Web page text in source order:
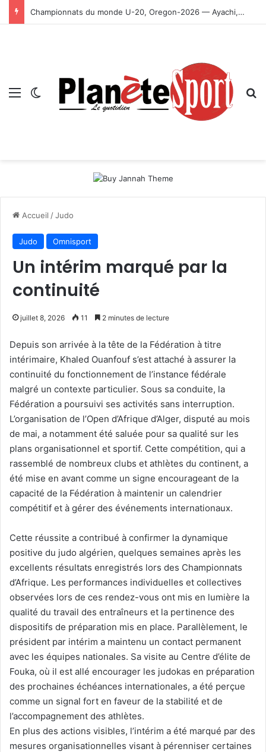
Championnats du monde U-20, Oregon-2026 — Ayachi, Dissa, Touahria et Ghezali en finale
Menu Switch skin
Accueil /Judo
Judo Omnisport
Un intérim marqué par la
continuité
juillet 8, 2026 11 2 minutes de lecture
Depuis son arrivée à la tête de la Fédération à titre
intérimaire, Khaled Ouanfouf s’est attaché à assurer la
continuité du fonctionnement de l’instance fédérale
malgré un contexte particulier. Sous sa conduite, la
Fédération a poursuivi ses activités sans interruption.
L’organisation de l’Open d’Afrique d’Alger, disputé au mois
de mai, a notamment été saluée pour sa qualité sur les
plans organisationnel et sportif. Cette compétition, qui a
rassemblé de nombreux clubs et athlètes du continent, a
été mise en avant comme un signe encourageant de la
capacité de la Fédération à maintenir un calendrier
compétitif et à gérer des événements internationaux.
Cette réussite a contribué à confirmer la dynamique
positive du judo algérien, quelques semaines après les
excellents résultats enregistrés lors des Championnats
d’Afrique. Les performances individuelles et collectives
observées lors de ces rendez-vous ont mis en lumière la
qualité du travail des entraîneurs et la pertinence des
dispositifs de préparation mis en place. Parallèlement, le
président par intérim a maintenu un contact permanent
avec les équipes nationales. Sa visite au Centre d’élite de
Fouka, où il est allé encourager les judokas en préparation
des prochaines échéances internationales, a été perçue
comme un signal fort en faveur de la stabilité et de
l’accompagnement des athlètes.
En plus des actions visibles, l’intérim a été marqué par des
mesures organisationnelles visant à pérenniser certaines